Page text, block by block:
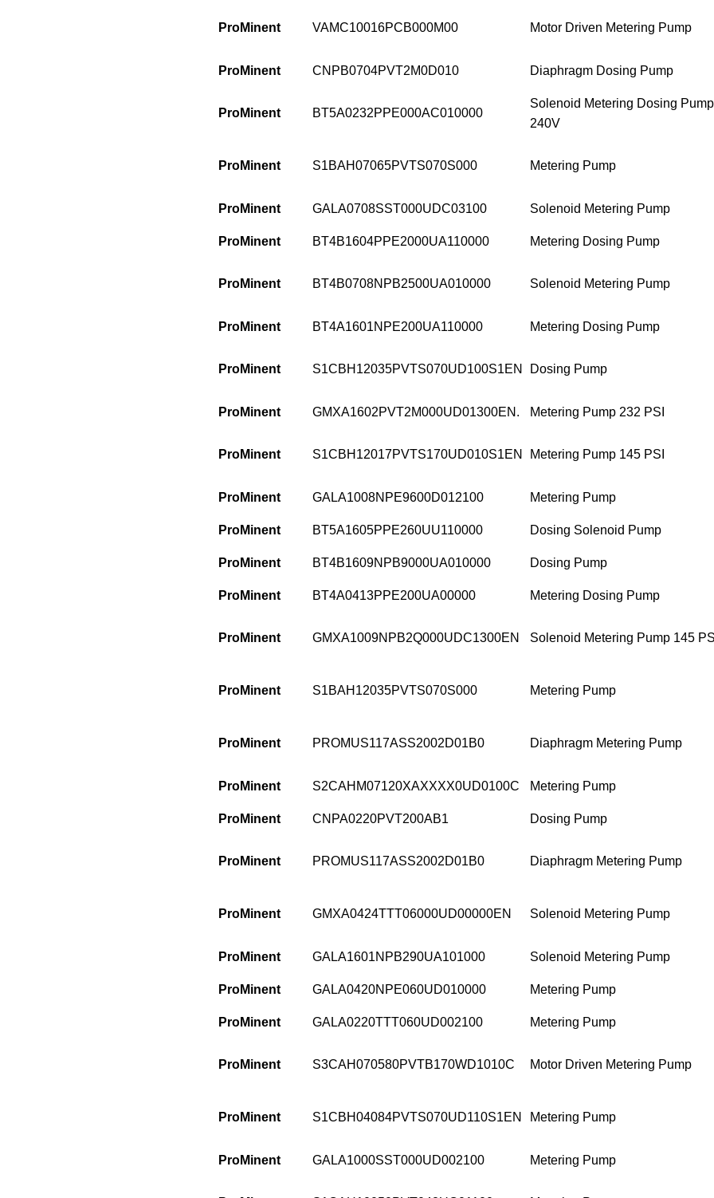
ProMinent VAMC10016PCB000M00 Motor Driven Metering Pump
ProMinent CNPB0704PVT2M0D010 Diaphragm Dosing Pump
ProMinent BT5A0232PPE000AC010000
Solenoid Metering Dosing Pump
240V
ProMinent S1BAH07065PVTS070S000 Metering Pump
ProMinent GALA0708SST000UDC03100 Solenoid Metering Pump
ProMinent BT4B1604PPE2000UA110000 Metering Dosing Pump
ProMinent BT4B0708NPB2500UA010000 Solenoid Metering Pump
ProMinent BT4A1601NPE200UA110000 Metering Dosing Pump
ProMinent S1CBH12035PVTS070UD100S1EN Dosing Pump
ProMinent GMXA1602PVT2M000UD01300EN. Metering Pump 232 PSI
ProMinent S1CBH12017PVTS170UD010S1EN Metering Pump 145 PSI
ProMinent GALA1008NPE9600D012100 Metering Pump
ProMinent BT5A1605PPE260UU110000 Dosing Solenoid Pump
ProMinent BT4B1609NPB9000UA010000 Dosing Pump
ProMinent BT4A0413PPE200UA00000 Metering Dosing Pump
ProMinent GMXA1009NPB2Q000UDC1300EN Solenoid Metering Pump 145 PSI
ProMinent S1BAH12035PVTS070S000 Metering Pump
ProMinent PROMUS117ASS2002D01B0 Diaphragm Metering Pump
ProMinent S2CAHM07120XAXXXX0UD0100C Metering Pump
ProMinent CNPA0220PVT200AB1 Dosing Pump
ProMinent PROMUS117ASS2002D01B0 Diaphragm Metering Pump
ProMinent GMXA0424TTT06000UD00000EN Solenoid Metering Pump
ProMinent GALA1601NPB290UA101000 Solenoid Metering Pump
ProMinent GALA0420NPE060UD010000 Metering Pump
ProMinent GALA0220TTT060UD002100 Metering Pump
ProMinent S3CAH070580PVTB170WD1010C Motor Driven Metering Pump
ProMinent S1CBH04084PVTS070UD110S1EN Metering Pump
ProMinent GALA1000SST000UD002100 Metering Pump